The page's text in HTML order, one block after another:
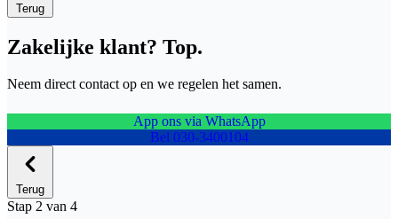
Terug
Zakelijke klant? Top.
Neem direct contact op en we regelen het samen.
App ons via WhatsApp
Bel 030-3400104
Terug
Stap 2 van 4